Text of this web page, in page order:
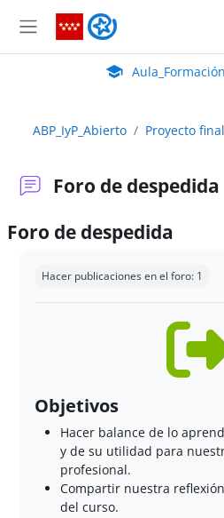
Panel lateral
Aula Virtual de
ABP_IyP_Abierto Proyecto final
Foro de despedida
Foro de despedida
Hacer publicaciones en el foro: 1
Objetivos
Hacer balance de lo
y de su utilidad para
profesional.
Compartir nuestra
del curso.